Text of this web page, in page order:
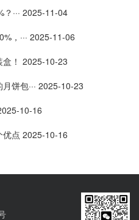
··· 2025-11-04
，··· 2025-11-06
！ 2025-10-23
饼包··· 2025-10-23
10-16
优点 2025-10-16